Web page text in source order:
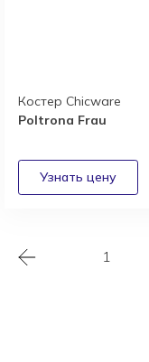
Костер Chicware
Poltrona Frau
1